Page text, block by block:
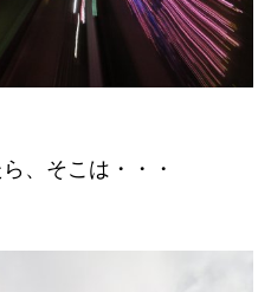
、そこは・・・